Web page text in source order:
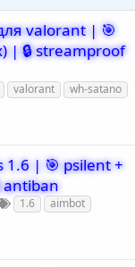
valorant | 🎯
| 🔒 streamproof
valorant
wh-satano
1.6 | 🎯 psilent +
antiban
1.6
aimbot